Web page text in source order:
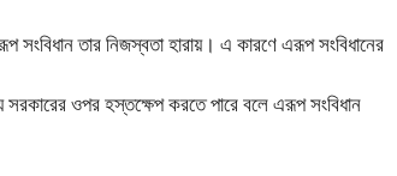
সংবিধান তার নিজস্বতা হারায়। এ কারণে এরূপ সংবিধানের
সরকারের ওপর হস্তক্ষেপ করতে পারে বলে এরূপ সংবিধান